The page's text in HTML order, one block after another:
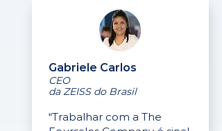
Gabriele Carlos
CEO
da ZEISS do Brasil
“Trabalhar com a The